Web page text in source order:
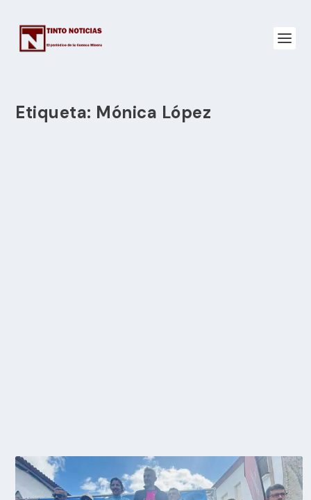
Etiqueta: Mónica López